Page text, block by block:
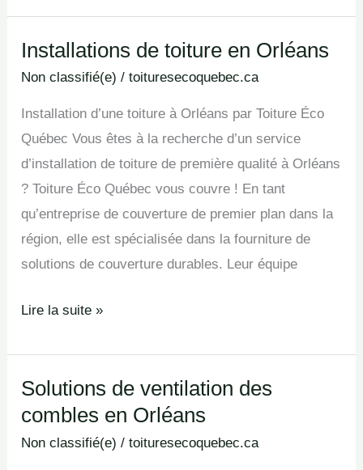
Installations de toiture en Orléans
Non classifié(e) /toituresecoquebec.ca
Installation d’une toiture à Orléans par Toiture Éco
Québec Vous êtes à la recherche d’un service
d’installation de toiture de première qualité à Orléans
? Toiture Éco Québec vous couvre ! En tant
qu’entreprise de couverture de premier plan dans la
région, elle est spécialisée dans la fourniture de
solutions de couverture durables. Leur équipe
Installations
de
Orléans
Lire la suite »
Solutions de ventilation des
combles en Orléans
Non classifié(e) /toituresecoquebec.ca
Solutions
de
ventilation